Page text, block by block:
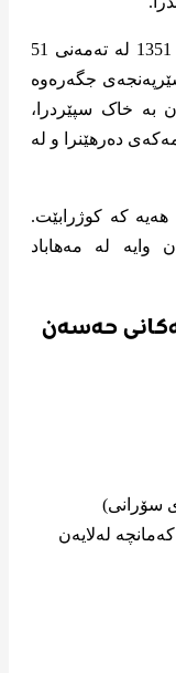
حەسەن زیرەک لە 7ی گه‌لاویژی ساڵی 1351 لە تەمەنی 51
جگەرەوە
بە خاک سپێردرا،
دەرهێنرا و لە
کە کوژرابێت.
وایە لە مەهاباد
حەسەن
سۆرانی)
لەلایەن